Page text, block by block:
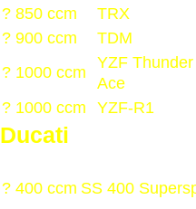
? 850 ccm
TRX
? 900 ccm
TDM
? 1000 ccm
YZF Thunder
Ace
? 1000 ccm
YZF-R1
Ducati
? 400 ccm SS 400